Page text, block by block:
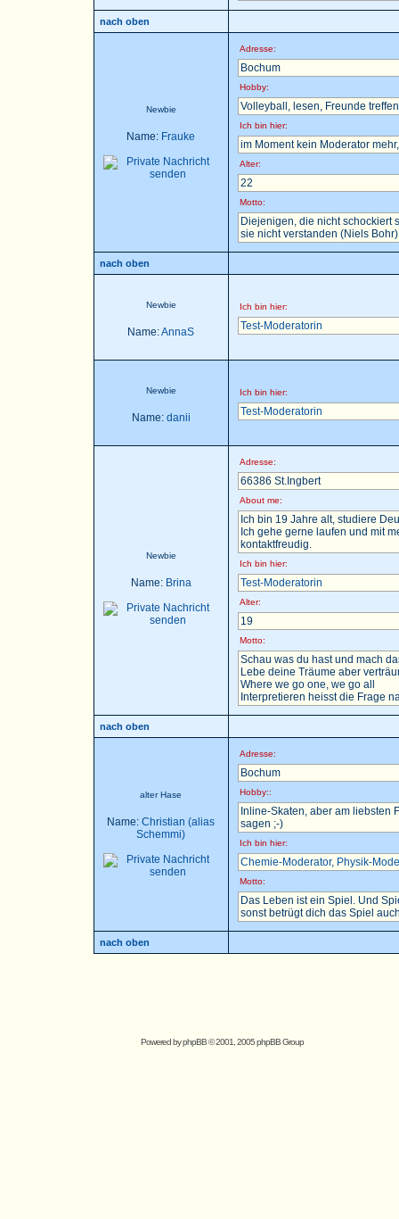
nach oben
Newbie
Name: Frauke
Adresse:
Bochum
Hobby:
Volleyball, lesen, Freunde
Ich bin hier:
im Moment kein Moderator
Alter:
22
Motto:
Diejenigen, die nicht schockiert
sie nicht verstanden (Niels Bohr)
nach oben
Newbie
Name:AnnaS
Ich bin hier:
Test-Moderatorin
Newbie
Name: danii
Ich bin hier:
Test-Moderatorin
Newbie
Name: Brina
Adresse:
66386 St.Ingbert
About me:
Ich bin 19 Jahre alt, studiere
Ich gehe gerne laufen und mit
kontaktfreudig.
Ich bin hier:
Test-Moderatorin
Alter:
19
Motto:
Schau was du hast und mach
Lebe deine Träume aber
Where we go one, we go all
Interpretieren heisst die Frage
nach oben
alter Hase
Name: Christian (alias
Schemmi)
Adresse:
Bochum
Hobby::
Inline-Skaten, aber am liebsten
sagen ;-)
Ich bin hier:
Chemie-Moderator, Physik-
Motto:
Das Leben ist ein Spiel. Und
sonst betrügt dich das Spiel
nach oben
Powered byphpBB© 2001, 2005 phpBB Group